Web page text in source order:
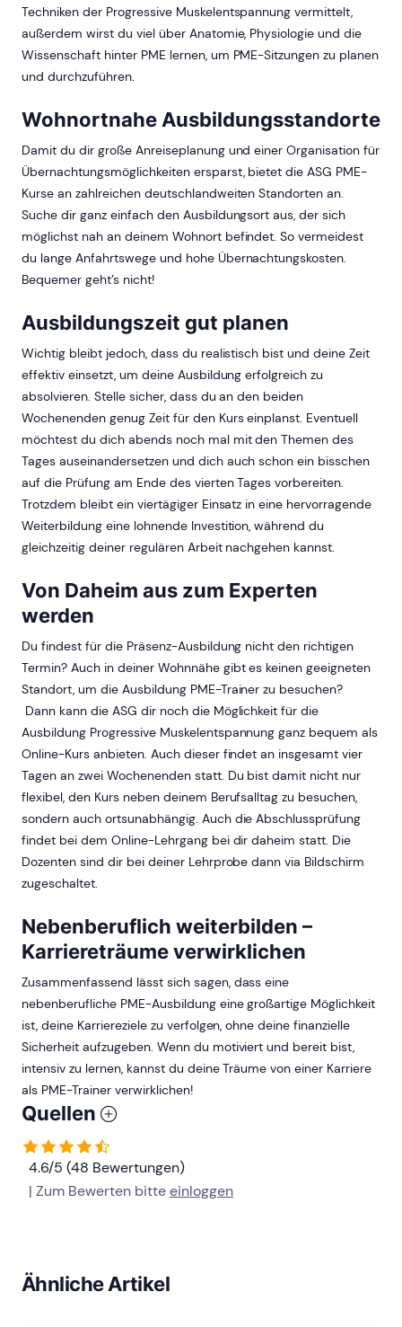
Techniken der Progressive Muskelentspannung vermittelt,
außerdem wirst du viel über Anatomie, Physiologie und die
Wissenschaft hinter PME lernen, um PME-Sitzungen zu planen
und durchzuführen.
Wohnortnahe Ausbildungsstandorte
Damit du dir große Anreiseplanung und einer Organisation für
Übernachtungsmöglichkeiten ersparst, bietet die ASG PME-
Kurse an zahlreichen deutschlandweiten Standorten an.
Suche dir ganz einfach den Ausbildungsort aus, der sich
möglichst nah an deinem Wohnort befindet. So vermeidest
du lange Anfahrtswege und hohe Übernachtungskosten.
Bequemer geht’s nicht!
Ausbildungszeit gut planen
Wichtig bleibt jedoch, dass du realistisch bist und deine Zeit
effektiv einsetzt, um deine Ausbildung erfolgreich zu
absolvieren. Stelle sicher, dass du an den beiden
Wochenenden genug Zeit für den Kurs einplanst. Eventuell
möchtest du dich abends noch mal mit den Themen des
Tages auseinandersetzen und dich auch schon ein bisschen
auf die Prüfung am Ende des vierten Tages vorbereiten.
Trotzdem bleibt ein viertägiger Einsatz in eine hervorragende
Weiterbildung eine lohnende Investition, während du
gleichzeitig deiner regulären Arbeit nachgehen kannst.
Von Daheim aus zum Experten
werden
Du findest für die Präsenz-Ausbildung nicht den richtigen
Termin? Auch in deiner Wohnnähe gibt es keinen geeigneten
Standort, um die Ausbildung PME-Trainer zu besuchen?
Dann kann die ASG dir noch die Möglichkeit für die
Ausbildung Progressive Muskelentspannung ganz bequem als
Online-Kurs anbieten. Auch dieser findet an insgesamt vier
Tagen an zwei Wochenenden statt. Du bist damit nicht nur
flexibel, den Kurs neben deinem Berufsalltag zu besuchen,
sondern auch ortsunabhängig. Auch die Abschlussprüfung
findet bei dem Online-Lehrgang bei dir daheim statt. Die
Dozenten sind dir bei deiner Lehrprobe dann via Bildschirm
zugeschaltet.
Nebenberuflich weiterbilden –
Karriereträume verwirklichen
Zusammenfassend lässt sich sagen, dass eine
nebenberufliche PME-Ausbildung eine großartige Möglichkeit
ist, deine Karriereziele zu verfolgen, ohne deine finanzielle
Sicherheit aufzugeben. Wenn du motiviert und bereit bist,
intensiv zu lernen, kannst du deine Träume von einer Karriere
als PME-Trainer verwirklichen!
Quellen
4.6/5 (48 Bewertungen)
| Zum Bewerten bitteeinloggen
Ähnliche Artikel